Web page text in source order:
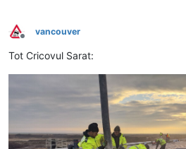
Deconectat
vancouver
Tot Cricovul Sarat: